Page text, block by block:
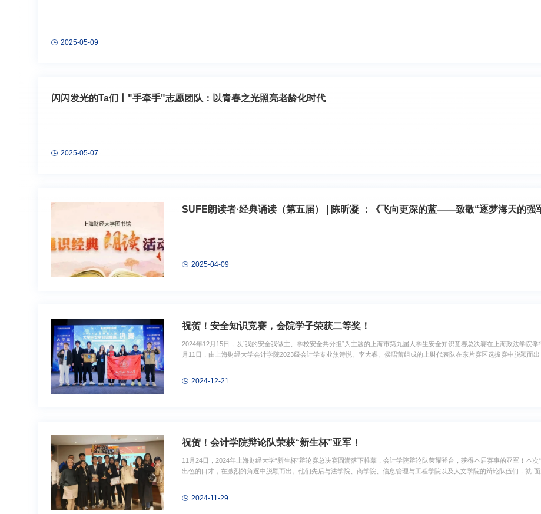
2025-05-09
闪闪发光的Ta们丨"手牵手"志愿团队：以青春之光照亮老龄化时代
2025-05-07
SUFE朗读者·经典诵读（第五届） | 陈昕凝 ：《飞向更深的蓝——致敬“逐梦海天的强
2025-04-09
祝贺！安全知识竞赛，会院学子荣获二等奖！
2024年12月15日，以“我的安全我做主、学校安全共分担”为主题的上海市第九届大学生安全知识竞赛总决赛在上海政法学院
月11日，由上海财经大学会计学院2023级会计学专业焦诗悦、李大睿、侯珺蕾组成的上财代表队在东片赛区选拔赛中脱颖而
2024-12-21
祝贺！会计学院辩论队荣获“新生杯”亚军！
11月24日，2024年上海财经大学“新生杯”辩论赛总决赛圆满落下帷幕，会计学院辩论队荣耀登台，获得本届赛事的亚军！本
出色的口才，在激烈的角逐中脱颖而出。他们先后与法学院、商学院、信息管理与工程学院以及人文学院的辩论队伍们，就“
2024-11-29